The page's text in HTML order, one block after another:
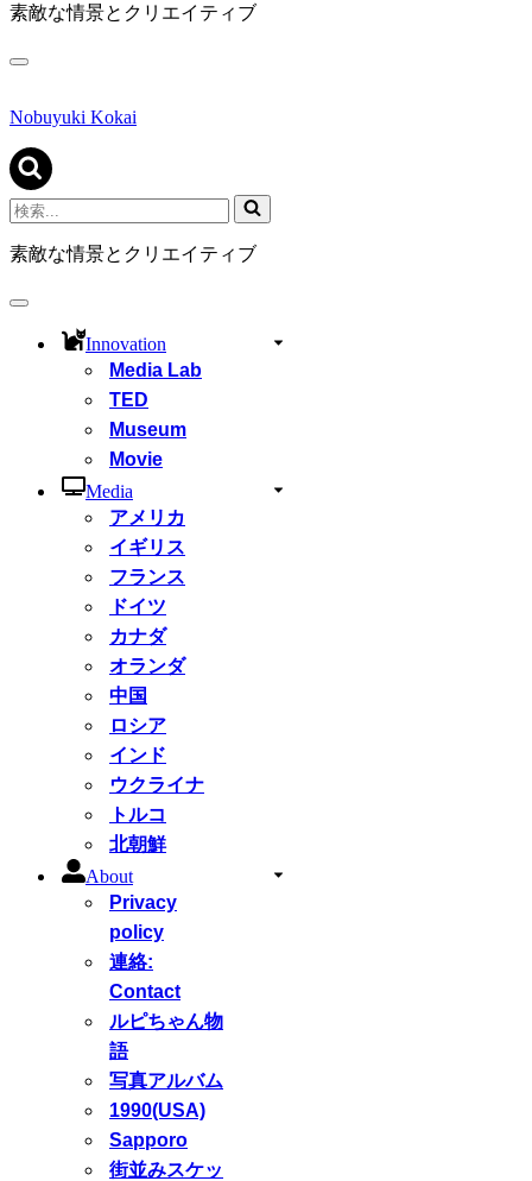
素敵な情景とクリエイティブ
ナ
ゲ
シ
ョ
ン
メ
ニ
ュ
Nobuyuki Kokai
検
索...
素敵な情景とクリエイティブ
ナ
Innovation
Media Lab
TED
Museum
Movie
Media
アメリカ
イギリス
フランス
ドイツ
カナダ
オランダ
中国
ロシア
インド
ウクライナ
トルコ
北朝鮮
About
Privacy
policy
連絡:
Contact
ルピちゃん物
語
写真アルバム
1990(USA)
Sapporo
街並みスケッ